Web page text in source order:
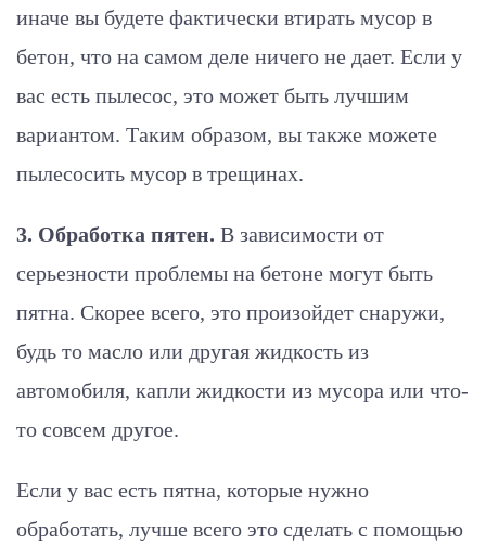
иначе вы будете фактически втирать мусор в
бетон, что на самом деле ничего не дает. Если у
вас есть пылесос, это может быть лучшим
вариантом. Таким образом, вы также можете
пылесосить мусор в трещинах.
3. Обработка пятен. В зависимости от
серьезности проблемы на бетоне могут быть
пятна. Скорее всего, это произойдет снаружи,
будь то масло или другая жидкость из
автомобиля, капли жидкости из мусора или что-
то совсем другое.
Если у вас есть пятна, которые нужно
обработать, лучше всего это сделать с помощью